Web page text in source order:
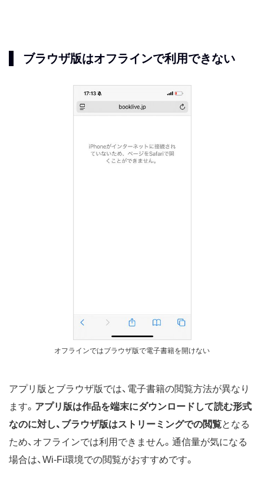
ブラウザ版はオフラインで利用できない
オフラインではブラウザ版で電子書籍を開けない
アプリ版とブラウザ版では、電子書籍の閲覧方法が異なり
ます。 アプリ版は作品を端末にダウンロードして読む形式
なのに対し、ブラウザ版はストリーミングでの閲覧となる
ため、オフラインでは利用できません。通信量が気になる
場合は、Wi-Fi環境での閲覧がおすすめです。